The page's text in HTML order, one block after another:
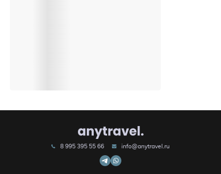
8 995 395 55 66 info@anytravel.ru